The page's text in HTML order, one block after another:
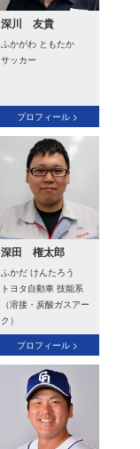
深川 友貴
ふかがわ ともたか
サッカー
プロフィール >
深田 権太郎
ふかだ けんたろう
トヨタ自動車 技能系
（溶接・炭酸ガスアー
ク）
プロフィール >